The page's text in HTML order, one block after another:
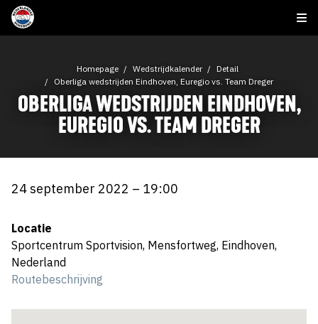
Homepage Wedstrijdkalender
Detail
Oberliga wedstrijden Eindhoven, Euregio vs. Team Dreger
OBERLIGA WEDSTRIJDEN EINDHOVEN,
EUREGIO VS. TEAM DREGER
24 september 2022 – 19:00
Locatie
Sportcentrum Sportvision, Mensfortweg, Eindhoven,
Nederland
Routebeschrijving